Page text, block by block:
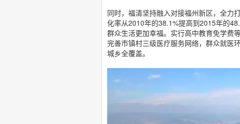
同时，福清坚持融入对接福州新区，全力
化率从2010年的38.1%提高到2015年的
群众生活更加幸福。实行高中教育免学费
完善市镇村三级医疗服务网络，群众就医
城乡全覆盖。